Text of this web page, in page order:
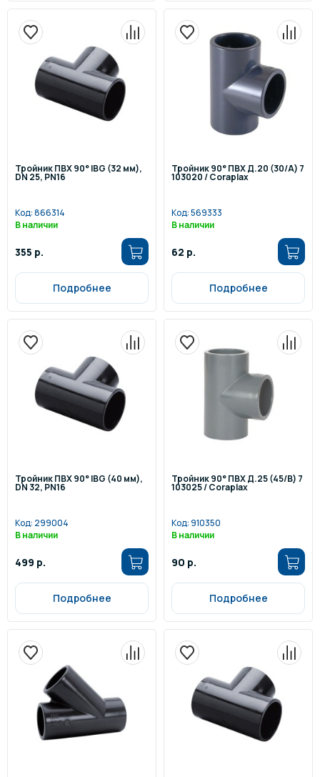
Тройник ПВХ 90° IBG (32 мм),
DN 25, PN16
Код:866314
В наличии
355 р.
Подробнее
Тройник 90° ПВХ Д.20 (30/A) 7
103020 / Coraplax
Код:569333
В наличии
62 р.
Подробнее
Тройник ПВХ 90° IBG (40 мм),
DN 32, PN16
Код: 299004
В наличии
499 р.
Подробнее
Тройник 90° ПВХ Д.25 (45/B) 7
103025 / Coraplax
Код:910350
В наличии
90 р.
Подробнее